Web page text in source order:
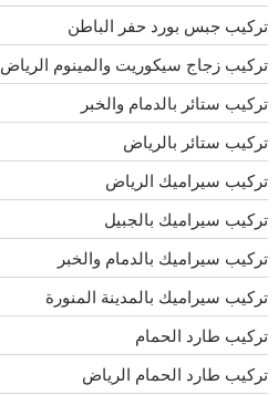
تركيب جبس بورد حفر الباطن
تركيب زجاج سيكوريت والمينوم الرياض
تركيب ستائر بالدمام والخبر
تركيب ستائر بالرياض
تركيب سيراميك الرياض
تركيب سيراميك بالجبيل
تركيب سيراميك بالدمام والخبر
تركيب سيراميك بالمدينة المنورة
تركيب طارد الحمام
تركيب طارد الحمام الرياض